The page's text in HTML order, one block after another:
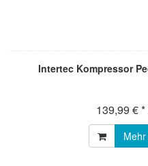
Intertec Kompressor
139,99 € *